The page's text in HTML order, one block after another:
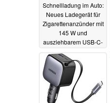
Schnellladung im Auto:
Neues Ladegerät für
Zigarettenanzünder mit
145 W und
ausziehbarem USB-C-